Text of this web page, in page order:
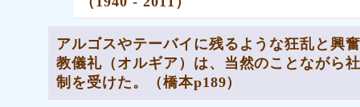
アルゴスやテーバイに残るような狂乱と興
教儀礼（オルギア）は、当然のことながら
制を受けた。（橋本p189）